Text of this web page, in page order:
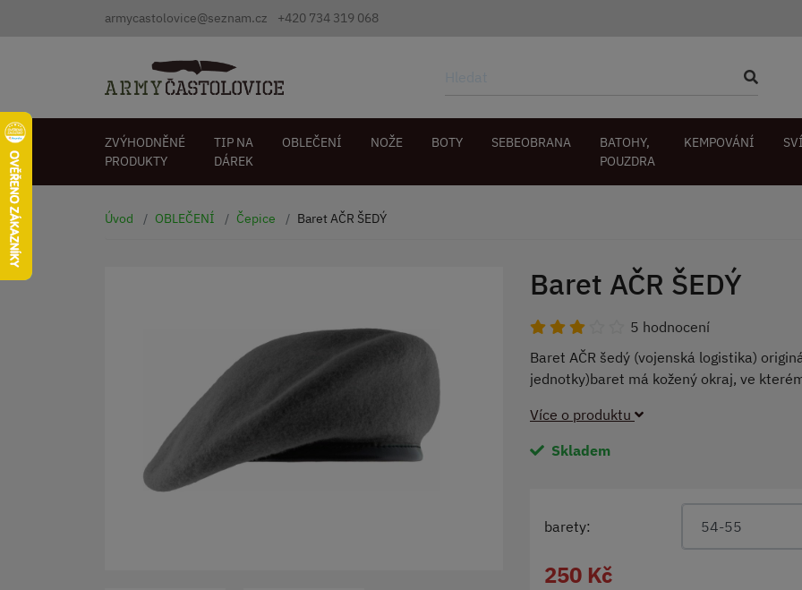
armycastolovice@seznam.cz +420 734 319 068
ZVÝHODNĚNÉ
PRODUKTY
TIP NA
DÁREK
OBLEČENÍ NOŽE BOTY SEBEOBRANA
BATOHY,
POUZDRA
KEMPOVÁNÍ
Úvod OBLEČENÍ Čepice Baret AČR ŠEDÝ
Baret AČR ŠEDÝ
5 hodnocení
Baret AČR šedý (vojenská logistika)
jednotky)baret má kožený okraj, ve
Více o produktu
Skladem
barety: 54-55
250 Kč